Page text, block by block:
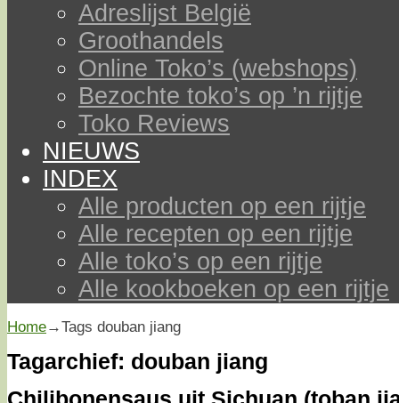
Adreslijst België
Groothandels
Online Toko’s (webshops)
Bezochte toko’s op ’n rijtje
Toko Reviews
NIEUWS
INDEX
Alle producten op een rijtje
Alle recepten op een rijtje
Alle toko’s op een rijtje
Alle kookboeken op een rijtje
Home→Tags douban jiang
Tagarchief: douban jiang